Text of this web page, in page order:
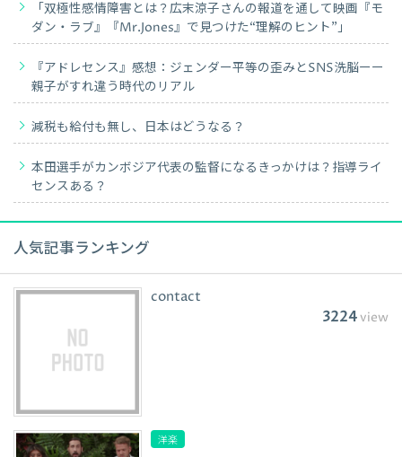
「双極性感情障害とは？広末涼子さんの報道を通して映画『モ
ダン・ラブ』『Mr.Jones』で見つけた“理解のヒント”」
『アドレセンス』感想：ジェンダー平等の歪みとSNS洗脳ーー
親子がすれ違う時代のリアル
減税も給付も無し、日本はどうなる？
本田選手がカンボジア代表の監督になるきっかけは？指導ライ
センスある？
人気記事ランキング
contact
3224view
洋楽